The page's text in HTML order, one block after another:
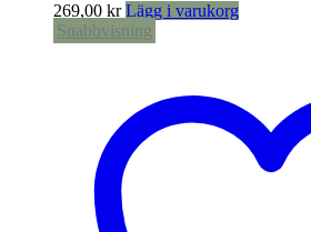
269,00 kr Lägg i varukorg
Snabbvisning